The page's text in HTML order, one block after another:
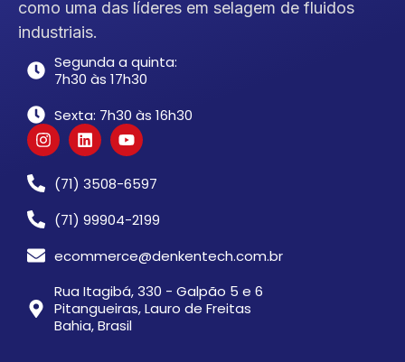
como uma das líderes em selagem de fluidos
industriais.
(71) 3508-6597
(71) 99904-2199
ecommerce@denkentech.com.br
Rua Itagibá, 330 - Galpão 5 e 6
Pitangueiras, Lauro de Freitas
Bahia, Brasil
Segunda a quinta:
7h30 às 17h30
Sexta: 7h30 às 16h30